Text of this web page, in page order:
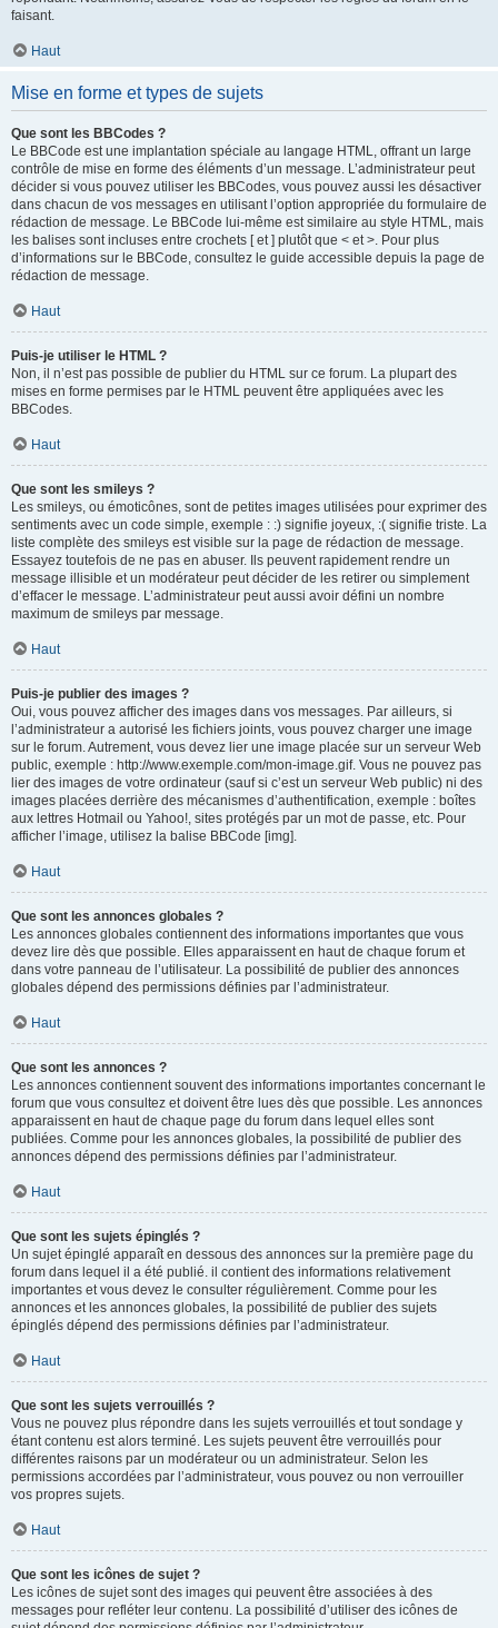
faisant.
Haut
Mise en forme et types de sujets
Que sont les BBCodes ?
Le BBCode est une implantation spéciale au langage HTML, offrant un large
contrôle de mise en forme des éléments d’un message. L’administrateur peut
décider si vous pouvez utiliser les BBCodes, vous pouvez aussi les désactiver
dans chacun de vos messages en utilisant l’option appropriée du formulaire de
rédaction de message. Le BBCode lui-même est similaire au style HTML, mais
les balises sont incluses entre crochets [ et ] plutôt que < et >. Pour plus
d’informations sur le BBCode, consultez le guide accessible depuis la page de
rédaction de message.
Haut
Puis-je utiliser le HTML ?
Non, il n’est pas possible de publier du HTML sur ce forum. La plupart des
mises en forme permises par le HTML peuvent être appliquées avec les
BBCodes.
Haut
Que sont les smileys ?
Les smileys, ou émoticônes, sont de petites images utilisées pour exprimer des
sentiments avec un code simple, exemple : :) signifie joyeux, :( signifie triste. La
liste complète des smileys est visible sur la page de rédaction de message.
Essayez toutefois de ne pas en abuser. Ils peuvent rapidement rendre un
message illisible et un modérateur peut décider de les retirer ou simplement
d’effacer le message. L’administrateur peut aussi avoir défini un nombre
maximum de smileys par message.
Haut
Puis-je publier des images ?
Oui, vous pouvez afficher des images dans vos messages. Par ailleurs, si
l’administrateur a autorisé les fichiers joints, vous pouvez charger une image
sur le forum. Autrement, vous devez lier une image placée sur un serveur Web
public, exemple : http://www.exemple.com/mon-image.gif. Vous ne pouvez pas
lier des images de votre ordinateur (sauf si c’est un serveur Web public) ni des
images placées derrière des mécanismes d’authentification, exemple : boîtes
aux lettres Hotmail ou Yahoo!, sites protégés par un mot de passe, etc. Pour
afficher l’image, utilisez la balise BBCode [img].
Haut
Que sont les annonces globales ?
Les annonces globales contiennent des informations importantes que vous
devez lire dès que possible. Elles apparaissent en haut de chaque forum et
dans votre panneau de l’utilisateur. La possibilité de publier des annonces
globales dépend des permissions définies par l’administrateur.
Haut
Que sont les annonces ?
Les annonces contiennent souvent des informations importantes concernant le
forum que vous consultez et doivent être lues dès que possible. Les annonces
apparaissent en haut de chaque page du forum dans lequel elles sont
publiées. Comme pour les annonces globales, la possibilité de publier des
annonces dépend des permissions définies par l’administrateur.
Haut
Que sont les sujets épinglés ?
Un sujet épinglé apparaît en dessous des annonces sur la première page du
forum dans lequel il a été publié. il contient des informations relativement
importantes et vous devez le consulter régulièrement. Comme pour les
annonces et les annonces globales, la possibilité de publier des sujets
épinglés dépend des permissions définies par l’administrateur.
Haut
Que sont les sujets verrouillés ?
Vous ne pouvez plus répondre dans les sujets verrouillés et tout sondage y
étant contenu est alors terminé. Les sujets peuvent être verrouillés pour
différentes raisons par un modérateur ou un administrateur. Selon les
permissions accordées par l’administrateur, vous pouvez ou non verrouiller
vos propres sujets.
Haut
Que sont les icônes de sujet ?
Les icônes de sujet sont des images qui peuvent être associées à des
messages pour refléter leur contenu. La possibilité d’utiliser des icônes de